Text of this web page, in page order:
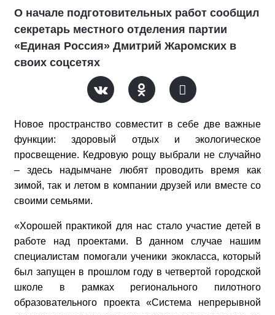
О начале подготовительных работ сообщил
секретарь местного отделения партии
«Единая Россия» Дмитрий Жаромских в
своих соцсетях
Новое пространство совместит в себе две важные
функции: здоровый отдых и экологическое
просвещение. Кедровую рощу выбрали не случайно
– здесь надымчане любят проводить время как
зимой, так и летом в компании друзей или вместе со
своими семьями.
«Хорошей практикой для нас стало участие детей в
работе над проектами. В данном случае нашим
специалистам помогали ученики экокласса, который
был запущен в прошлом году в четвертой городской
школе в рамках регионального пилотного
образовательного проекта «Система непрерывной